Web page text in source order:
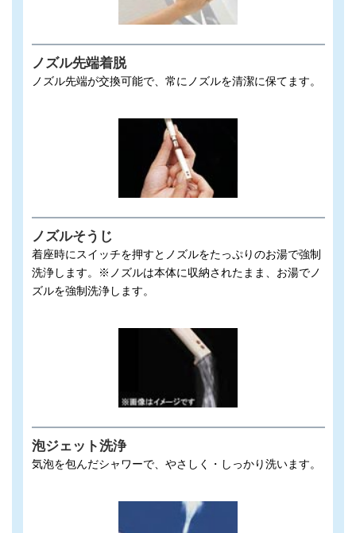
ノズル先端着脱
ノズル先端が交換可能で、常にノズルを清潔に保てます。
ノズルそうじ
着座時にスイッチを押すとノズルをたっぷりのお湯で強制
洗浄します。※ノズルは本体に収納されたまま、お湯でノ
ズルを強制洗浄します。
泡ジェット洗浄
気泡を包んだシャワーで、やさしく・しっかり洗います。